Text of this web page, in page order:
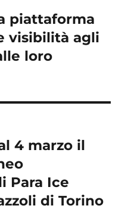
piattaforma
visibilità agli
loro
4 marzo il
Para Ice
di Torino